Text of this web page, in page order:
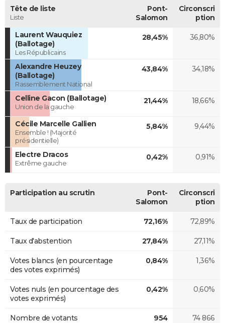
Tête de liste
Liste
Pont-
Salomon
Circonscri
ption
Laurent Wauquiez
(Ballotage)
Les Républicains
28,45% 36,80%
Alexandre Heuzey
(Ballotage)
Rassemblement National
43,84% 34,18%
Celline Gacon (Ballotage)
Union de la gauche
21,44% 18,66%
Cécile Marcelle Gallien
Ensemble ! (Majorité
présidentielle)
5,84% 9,44%
Electre Dracos
Extrême gauche
0,42% 0,91%
Participation au scrutin
Pont-
Salomon
Circonscri
ption
Taux de participation 72,16% 72,89%
Taux d'abstention 27,84% 27,11%
Votes blancs (en pourcentage
des votes exprimés)
0,84% 1,36%
Votes nuls (en pourcentage des
votes exprimés)
0,42% 0,60%
Nombre de votants 954 74 866